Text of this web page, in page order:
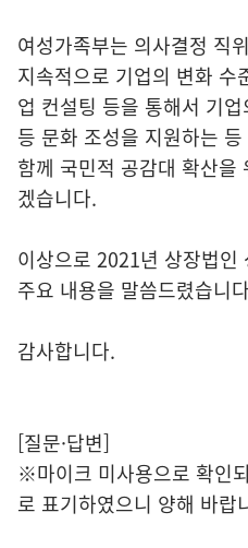
여성가족부는 의사결정 직
지속적으로 기업의 변화 수
업 컨설팅 등을 통해서 기
등 문화 조성을 지원하는
함께 국민적 공감대 확산을
겠습니다.
이상으로 2021년 상장법인
주요 내용을 말씀드렸습니
감사합니다.
[질문·답변]
※마이크 미사용으로 확인
로 표기하였으니 양해 바랍